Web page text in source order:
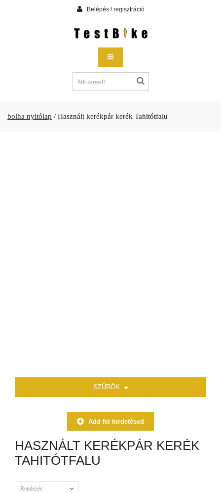
Belépés / regisztráció
bolha nyitólap / Használt kerékpár kerék Tahitótfalu
SZŰRŐK
Add fel hirdetésed
HASZNÁLT KERÉKPÁR KERÉK
TAHITÓTFALU
Rendezés